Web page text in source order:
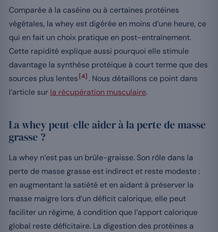
Comparée à la caséine ou à certaines protéines
végétales, la whey est digérée en moins d’une heure, ce
qui en fait un choix pratique en post-entraînement.
Cette rapidité explique aussi pourquoi elle stimule
davantage la synthèse protéique à court terme que des
sources plus lentes [4] . Nous détaillons ce point dans
l’article sur la récupération musculaire.
La whey peut-elle aider à la perte de masse
grasse ?
La whey n’est pas un brûle-graisse. Son rôle dans la
perte de masse grasse est indirect et reste modeste :
en augmentant la satiété et en aidant à préserver la
masse maigre lors d’un déficit calorique, elle peut
faciliter un régime, à condition que l’apport calorique
global reste déficitaire. La digestion des protéines a